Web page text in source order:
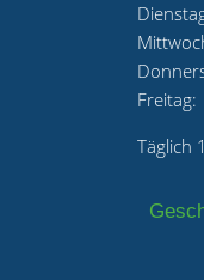
Täglich